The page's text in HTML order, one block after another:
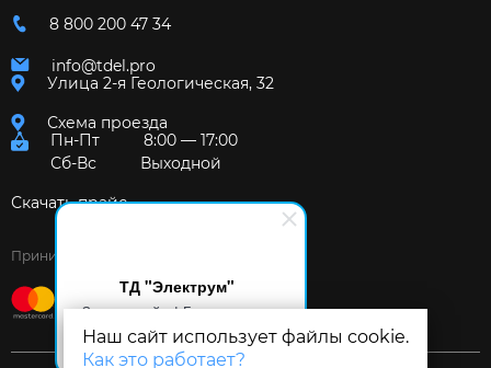
ТД "Электрум"
Здравствуйте! Готов помочь
вам. Напишите мне, если у
вас появятся вопросы.
Наш сайт использует файлы cookie.
Как это работает?
8 800 200 47 34
info@tdel.pro
Улица 2-я Геологическая, 32
Схема проезда
Пн-Пт
8:00 — 17:00
Сб-Вс
Выходной
Скачать прайс
Принимаем к оплате: